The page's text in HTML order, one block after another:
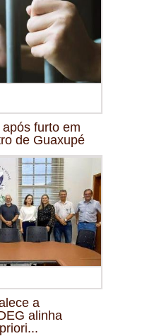
furto em
de Guaxupé
a
alinha